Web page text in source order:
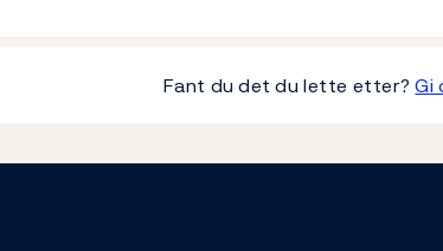
Fant du det du lette etter?Gi